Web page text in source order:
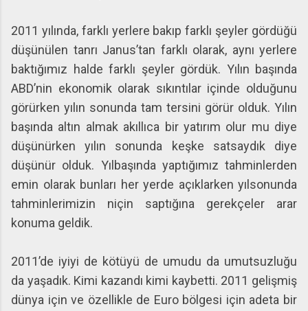
2011 yılında, farklı yerlere bakıp farklı şeyler gördüğü
düşünülen tanrı Janus’tan farklı olarak, aynı yerlere
baktığımız halde farklı şeyler gördük. Yılın başında
ABD’nin ekonomik olarak sıkıntılar içinde olduğunu
görürken yılın sonunda tam tersini görür olduk. Yılın
başında altın almak akıllıca bir yatırım olur mu diye
düşünürken yılın sonunda keşke satsaydık diye
düşünür olduk. Yılbaşında yaptığımız tahminlerden
emin olarak bunları her yerde açıklarken yılsonunda
tahminlerimizin niçin saptığına gerekçeler arar
konuma geldik.
2011’de iyiyi de kötüyü de umudu da umutsuzluğu
da yaşadık. Kimi kazandı kimi kaybetti. 2011 gelişmiş
dünya için ve özellikle de Euro bölgesi için adeta bir